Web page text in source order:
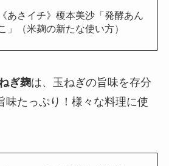
《あさイチ》榎本美沙「発酵あん
」（米麹の新たな使い方）
ぎ麹は、玉ねぎの旨味を存分
味たっぷり！様々な料理に使